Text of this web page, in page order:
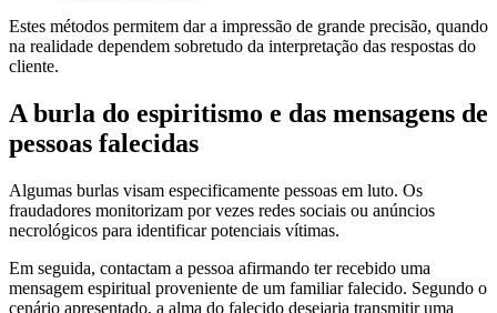
Estes métodos permitem dar a impressão de grande precisão, quando
na realidade dependem sobretudo da interpretação das respostas do
cliente.
A burla do espiritismo e das mensagens de
pessoas falecidas
Algumas burlas visam especificamente pessoas em luto. Os
fraudadores monitorizam por vezes redes sociais ou anúncios
necrológicos para identificar potenciais vítimas.
Em seguida, contactam a pessoa afirmando ter recebido uma
mensagem espiritual proveniente de um familiar falecido. Segundo o
cenário apresentado, a alma do falecido desejaria transmitir uma